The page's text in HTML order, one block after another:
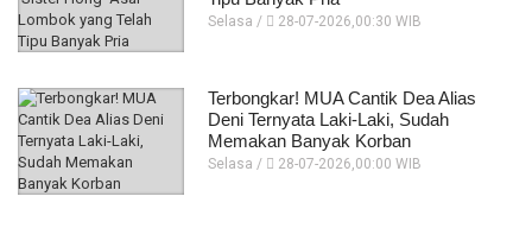
Selasa / 28-07-2026,00:30 WIB
Terbongkar! MUA Cantik Dea Alias
Deni Ternyata Laki-Laki, Sudah
Memakan Banyak Korban
Selasa / 28-07-2026,00:00 WIB